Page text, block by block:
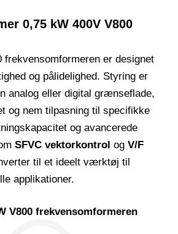
0,75 kW 400V V800
frekvensomformeren er designet
og pålidelighed. Styring er
analog eller digital grænseflade,
og nem tilpasning til specifikke
og avancerede
SFVC vektorkontrol og V/F
til et ideelt værktøj til
applikationer.
V800 frekvensomformeren